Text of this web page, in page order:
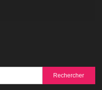
Rechercher :